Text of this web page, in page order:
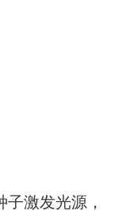
子激发光源，